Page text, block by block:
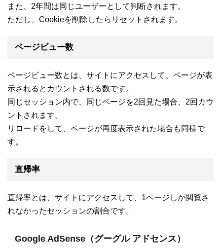
また、2年間は同じユーザーとして判断されます。
ただし、Cookieを削除したらリセットされます。
ページビュー数
ページビュー数とは、サイトにアクセスして、ページが表
示されるとカウントされる数です。
同じセッション内で、同じページを2回見た場合、2回カウ
ントされます。
リロードをして、ページが再度表示された場合も同様で
す。
直帰率
直帰率とは、サイトにアクセスして、1ページしか閲覧さ
れなかったセッションの割合です。
Google AdSense（グーグル アドセンス）